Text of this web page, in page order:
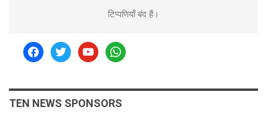
टिप्पणियाँ बंद हैं।
facebooktwitteryoutubewhatsapp
TEN NEWS SPONSORS